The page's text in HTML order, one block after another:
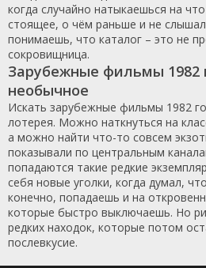
когда случайно натыкаешься на
стоящее, о чём раньше и не
понимаешь, что каталог – это не
сокровищница.
Зарубежные фильмы 1982
необычное
Искать зарубежные фильмы 1982
лотерея. Можно наткнуться на
а можно найти что-то совсем
показывали по центральным
попадаются такие редкие
себя новые уголки, когда думал,
конечно, попадаешь и на
которые быстро выключаешь. Но
редких находок, которые потом
послевкусие.